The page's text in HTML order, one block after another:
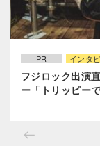
PR インタ
フジロック出演
ー「トリッピー